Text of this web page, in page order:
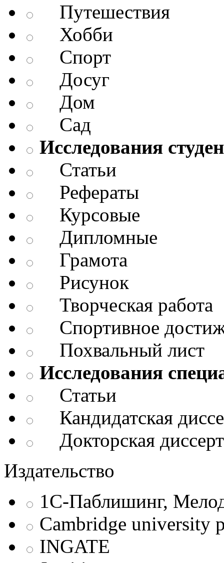
Путешествия
Хобби
Спорт
Досуг
Дом
Сад
Исследования
Статьи
Рефераты
Курсовые
Дипломные
Грамота
Рисунок
Творческая работа
Спортивное
Похвальный лист
Исследования
Статьи
Кандидатская
Докторская
Издательство
1С-Паблишинг,
Cambridge university
INGATE